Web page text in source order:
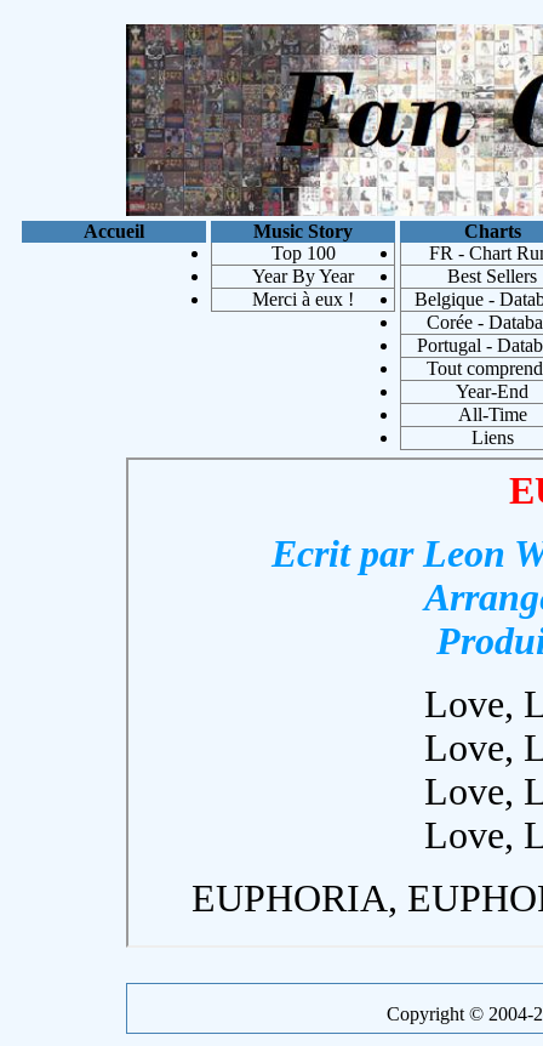
Accueil
Music Story
Top 100
Year By Year
Merci à eux !
Charts
FR - Chart
Best Sellers
Belgique -
Corée -
Portugal -
Tout
Year-End
All-Time
Liens
Copyright © 2004-